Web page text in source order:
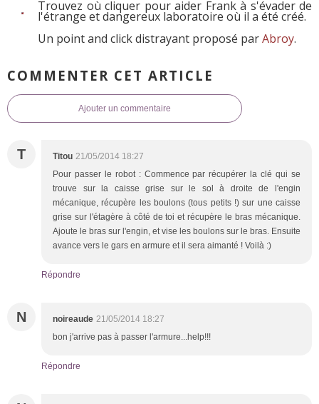
Trouvez où cliquer pour aider Frank à s'évader de
l'étrange et dangereux laboratoire où il a été créé.
Un point and click distrayant proposé parAbroy.
COMMENTER CET ARTICLE
Ajouter un commentaire
T Titou 21/05/2014 18:27
Pour passer le robot : Commence par récupérer la clé qui se
trouve sur la caisse grise sur le sol à droite de l'engin
mécanique, récupère les boulons (tous petits !) sur une caisse
grise sur l'étagère à côté de toi et récupère le bras mécanique.
Ajoute le bras sur l'engin, et vise les boulons sur le bras. Ensuite
avance vers le gars en armure et il sera aimanté ! Voilà :)
Répondre
N noireaude 21/05/2014 18:27
bon j'arrive pas à passer l'armure...help!!!
Répondre